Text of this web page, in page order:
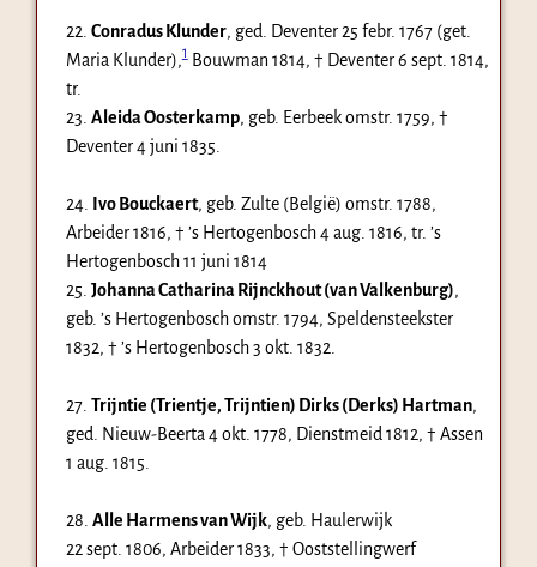
22. Conradus Klunder, ged. Deventer 25 febr. 1767(get.
Maria Klunder),1Bouwman 1814, † Deventer6 sept. 1814,
tr.
23. Aleida Oosterkamp, geb. Eerbeekomstr. 1759, †
Deventer4 juni 1835
24. Ivo Bouckaert, geb. Zulte (België) omstr. 1788,
Arbeider 1816, † ’s Hertogenbosch4 aug. 1816, tr. ’s
Hertogenbosch11 juni 1814
25. Johanna Catharina Rijnckhout (van Valkenburg),
geb. ’s Hertogenboschomstr. 1794, Speldensteekster
1832, † ’s Hertogenbosch3 okt. 1832
27. Trijntie (Trientje, Trijntien) Dirks (Derks) Hartman,
ged. Nieuw-Beerta 4 okt. 1778, Dienstmeid 1812, † Assen
1 aug. 1815
28. Alle Harmens van Wijk, geb. Haulerwijk
22 sept. 1806, Arbeider 1833, † Ooststellingwerf